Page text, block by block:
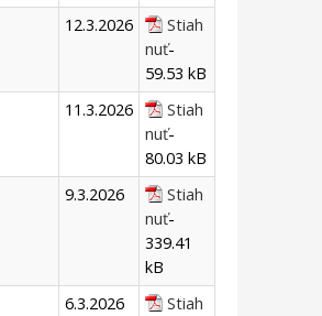
12.3.2026
Stiah
nuť-
59.53 kB
11.3.2026
Stiah
nuť-
80.03 kB
9.3.2026
Stiah
nuť-
339.41
kB
6.3.2026
Stiah